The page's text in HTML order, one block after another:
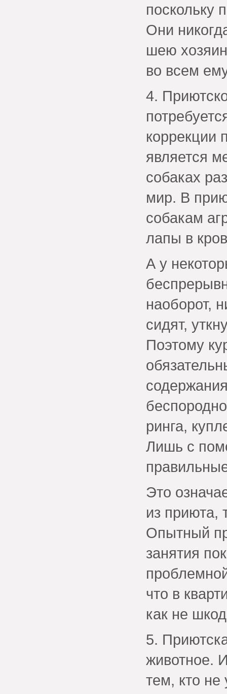
поскольку
Они
шею
во всем
4.
коррекции
является
собаках
мир. В
собакам
лапы в
А у
наоборот,
сидят,
Поэтому
ринга,
Лишь с
Это
из приюта,
Опытный
занятия
что в
как не
5.
животное.
тем, кто